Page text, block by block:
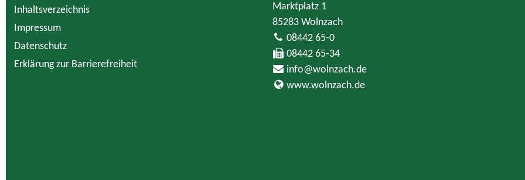
Inhaltsverzeichnis
Impressum
Datenschutz
Erklärung zur Barrierefreiheit
Marktplatz 1
85283 Wolnzach
08442 65-0
08442 65-34
info@wolnzach.de
www.wolnzach.de